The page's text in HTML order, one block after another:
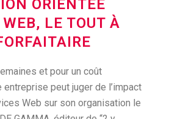
ORIENTÉE
LE TOUT À
et pour un coût
entreprise peut juger de l’impact
Web sur son organisation le